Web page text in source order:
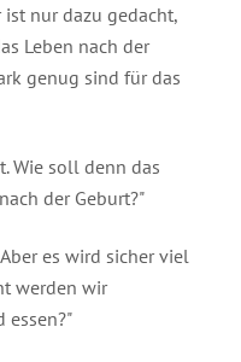
ist nur dazu gedacht,
Leben nach der
genug sind für das
Wie soll denn das
der Geburt?"
es wird sicher viel
werden wir
essen?"